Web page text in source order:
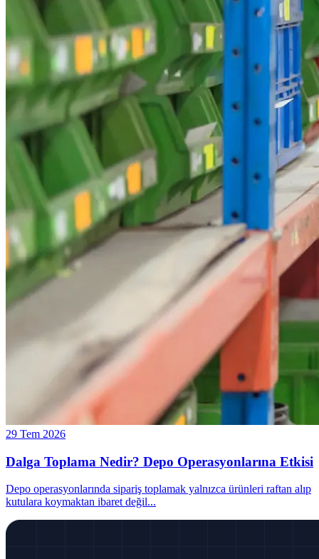
29 Tem 2026
Dalga Toplama Nedir? Depo Operasyonlarına Etkisi
Depo operasyonlarında sipariş toplamak yalnızca ürünleri raftan alıp
kutulara koymaktan ibaret değil...